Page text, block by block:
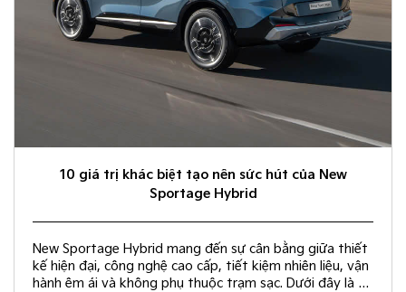
10 giá trị khác biệt tạo nên sức hút của New
Sportage Hybrid
New Sportage Hybrid mang đến sự cân bằng giữa thiết
kế hiện đại, công nghệ cao cấp, tiết kiệm nhiên liệu, vận
hành êm ái và không phụ thuộc trạm sạc. Dưới đây là 10